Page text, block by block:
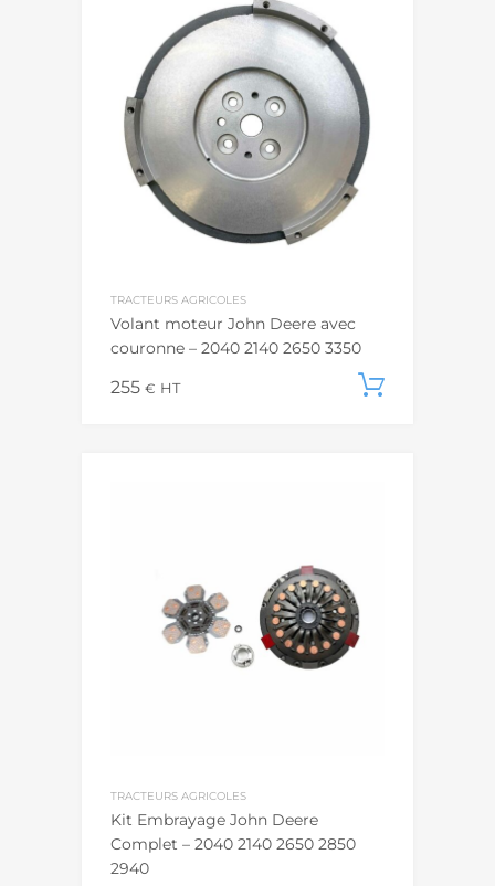
TRACTEURS AGRICOLES
Volant moteur John Deere avec
couronne – 2040 2140 2650 3350
255 € HT
TRACTEURS AGRICOLES
Kit Embrayage John Deere
Complet – 2040 2140 2650 2850
2940